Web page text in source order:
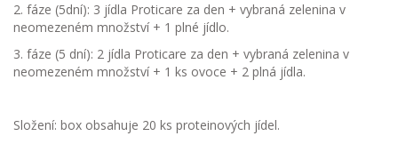
2. fáze (5dní): 3 jídla Proticare za den + vybraná zelenina v
neomezeném množství + 1 plné jídlo.
3. fáze (5 dní): 2 jídla Proticare za den + vybraná zelenina v
neomezeném množství + 1 ks ovoce + 2 plná jídla.
Složení: box obsahuje 20 ks proteinových jídel.